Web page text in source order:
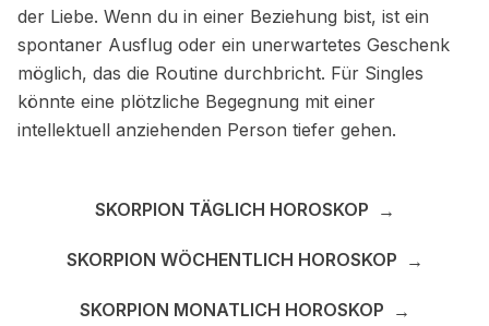
der Liebe. Wenn du in einer Beziehung bist, ist ein
spontaner Ausflug oder ein unerwartetes Geschenk
möglich, das die Routine durchbricht. Für Singles
könnte eine plötzliche Begegnung mit einer
intellektuell anziehenden Person tiefer gehen.
SKORPION TÄGLICH HOROSKOP →
SKORPION WÖCHENTLICH HOROSKOP →
SKORPION MONATLICH HOROSKOP →